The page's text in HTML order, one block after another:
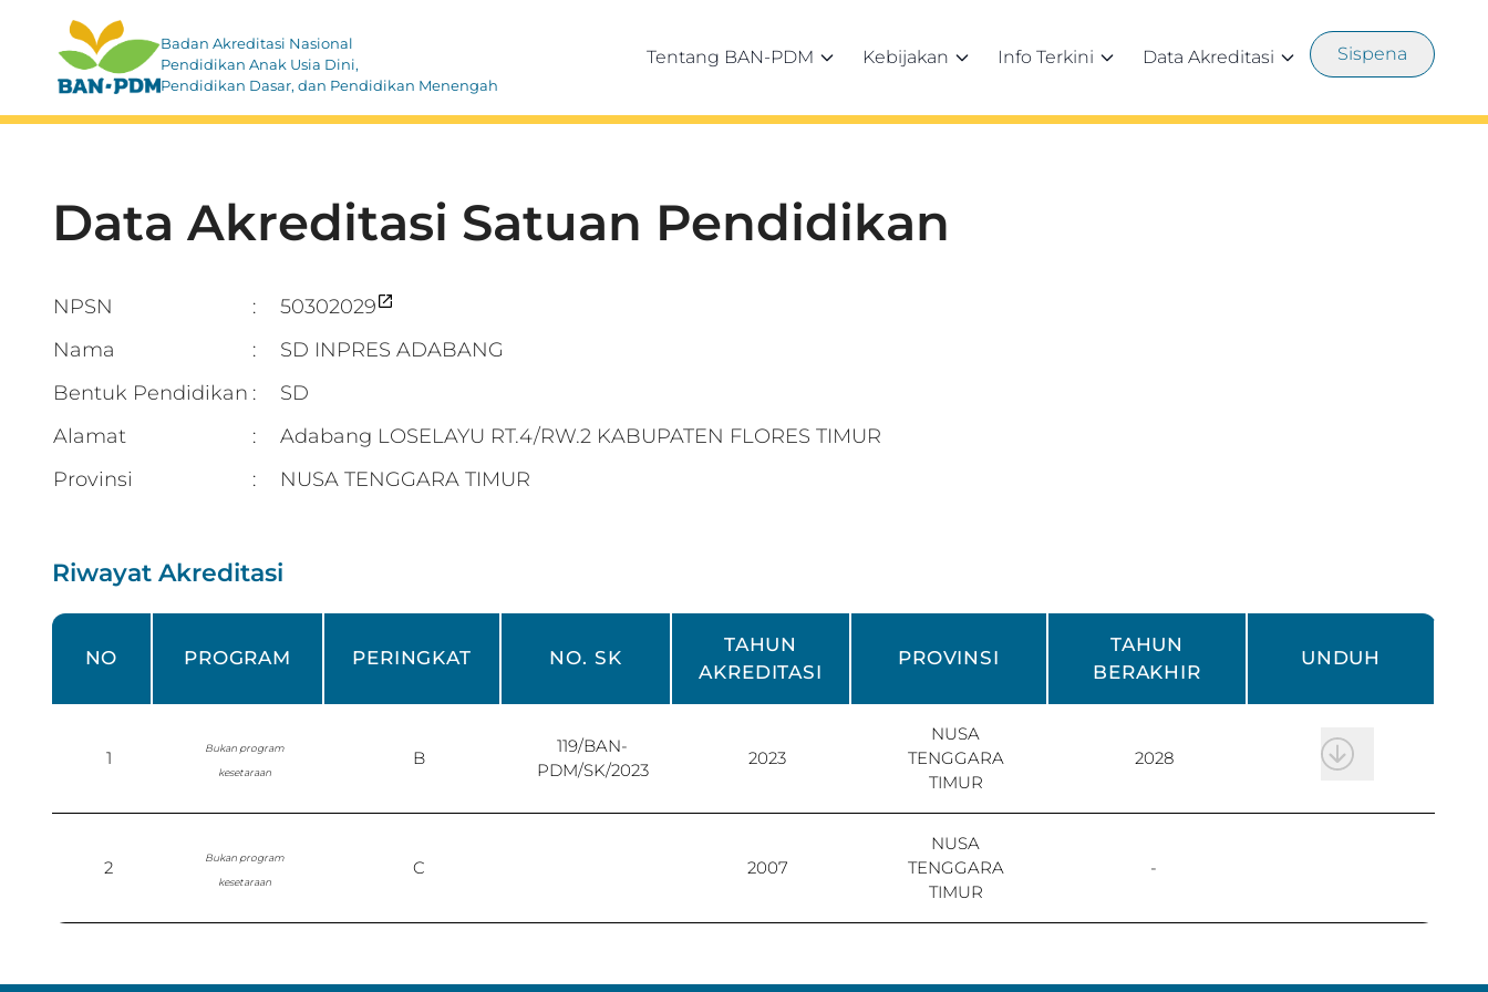
Badan Akreditasi Nasional
Pendidikan Anak Usia Dini,
Pendidikan Dasar, dan Pendidikan Menengah
Tentang BAN-PDM Kebijakan Info Terkini Data Akreditasi Sispena
Data Akreditasi Satuan Pendidikan
NPSN :
50302029
Nama
:
SD INPRES ADABANG
Bentuk Pendidikan :
SD
Alamat
:
Adabang LOSELAYU RT.4/RW.2 KABUPATEN FLORES TIMUR
Provinsi
: NUSA TENGGARA TIMUR
Riwayat Akreditasi
NO PROGRAM PERINGKAT NO. SK
TAHUN
AKREDITASI
PROVINSI
TAHUN
BERAKHIR
UNDUH
1
Bukan program
kesetaraan
B
119/BAN-
PDM/SK/2023
2023
NUSA
TENGGARA
TIMUR
2028
2
Bukan program
kesetaraan
C 2007
NUSA
TENGGARA
TIMUR
-